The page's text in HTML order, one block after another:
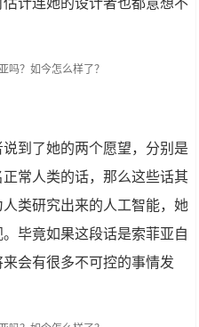
计连她的设计者也都意想不
到了她的两个愿望，分别是
常人类的话，那么这些话其
类研究出来的人工智能，她
毕竟如果这段话是索菲亚自
会有很多不可控的事情发